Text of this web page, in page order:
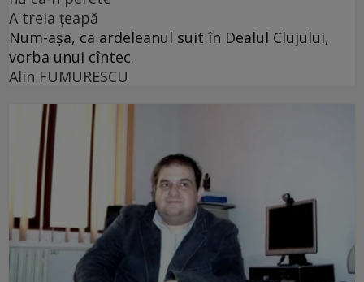
A treia țeapă
Num-așa, ca ardeleanul suit în Dealul Clujului,
vorba unui cîntec.
Alin FUMURESCU